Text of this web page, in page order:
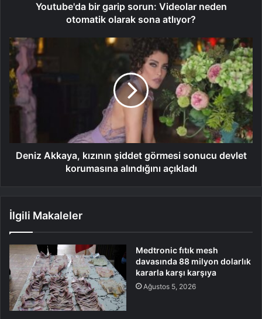
Youtube'da bir garip sorun: Videolar neden
otomatik olarak sona atlıyor?
Deniz Akkaya, kızının şiddet görmesi sonucu devlet
korumasına alındığını açıkladı
İlgili Makaleler
Medtronic fıtık mesh
davasında 88 milyon dolarlık
kararla karşı karşıya
Ağustos 5, 2026